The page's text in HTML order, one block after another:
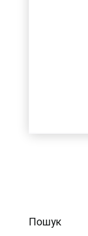
Пошук